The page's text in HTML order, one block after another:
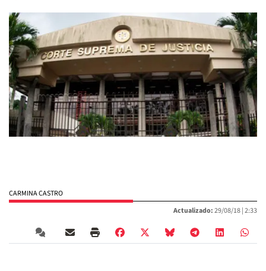
CARMINA CASTRO
Actualizado:29/08/18 |2:33